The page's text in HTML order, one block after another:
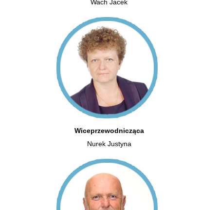
Wach Jacek
Wiceprzewodnicząca
Nurek Justyna